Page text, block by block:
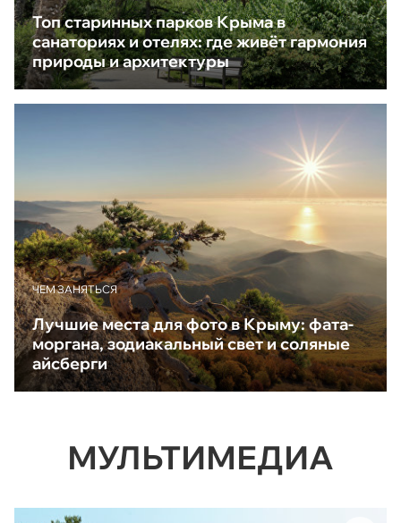
Топ старинных парков Крыма в
санаториях и отелях: где живёт гармония
природы и архитектуры
ЧЕМ ЗАНЯТЬСЯ
Лучшие места для фото в Крыму: фата-
моргана, зодиакальный свет и соляные
айсберги
МУЛЬТИМЕДИА